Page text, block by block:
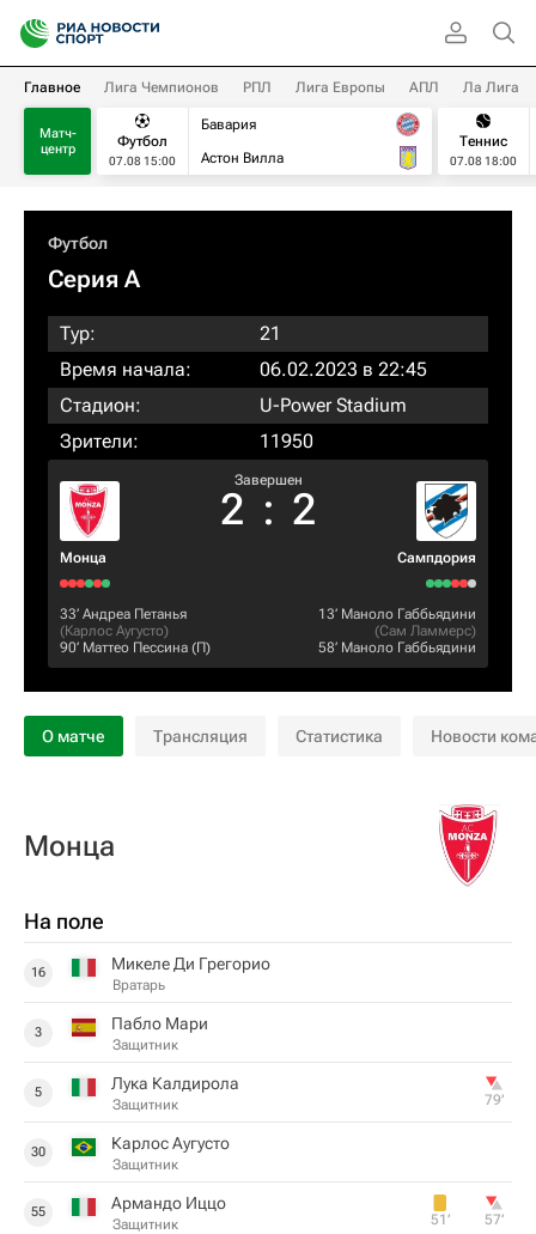
Главное Лига Чемпионов РПЛ Лига Европы АПЛ Ла Лига
Матч-
центр
Футбол
07.08 15:00
Бавария
Астон Вилла
Теннис
07.08 18:00
Футбол
Серия А
Тур:
21
Время начала:
06.02.2023 в 22:45
Стадион:
U-Power Stadium
Зрители:
11950
Монца
Завершен
2 : 2
Сампдория
33‎’‎ Андреа Петанья
(Карлос Аугусто)
90‎’‎ Маттео Пессина (П)
13‎’‎ Маноло Габбьядини
(Сам Ламмерс)
58‎’‎ Маноло Габбьядини
О матче Трансляция Статистика Новости
Монца
На поле
16 Микеле Ди Грегорио
Вратарь
3 Пабло Мари
Защитник
5 Лука Калдирола
Защитник 79‎’‎
30 Карлос Аугусто
Защитник
55 Армандо Иццо
Защитник 51‎’‎ 57‎’‎